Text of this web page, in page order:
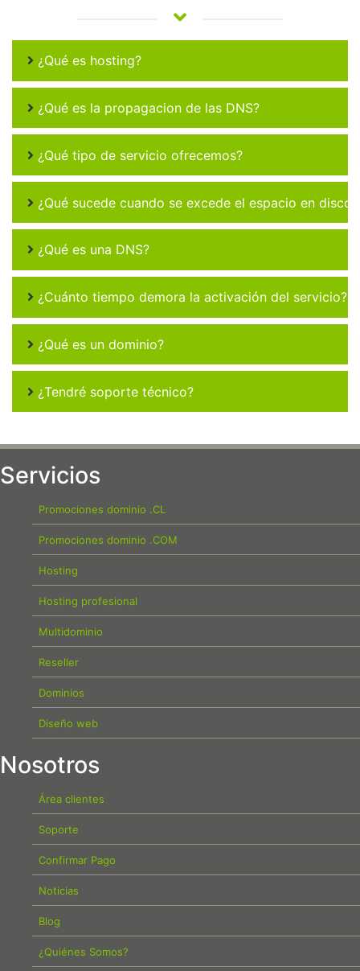
¿Qué es hosting?
¿Qué es la propagacion de las DNS?
¿Qué tipo de servicio ofrecemos?
¿Qué sucede cuando se excede el espacio en disco
¿Qué es una DNS?
¿Cuánto tiempo demora la activación del servicio?
¿Qué es un dominio?
¿Tendré soporte técnico?
Servicios
Promociones dominio .CL
Promociones dominio .COM
Hosting
Hosting profesional
Multidominio
Reseller
Dominios
Diseño web
Nosotros
Área clientes
Soporte
Confirmar Pago
Noticias
Blog
¿Quiénes Somos?